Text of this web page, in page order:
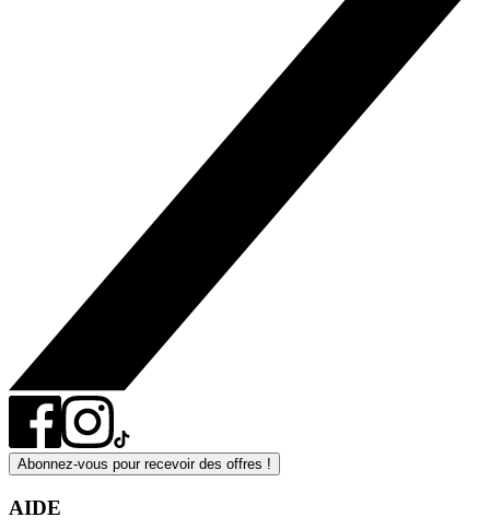
Abonnez-vous pour recevoir des offres !
AIDE